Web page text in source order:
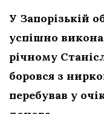
У Запорізькій
успішно
річному
боровся з
перебував у